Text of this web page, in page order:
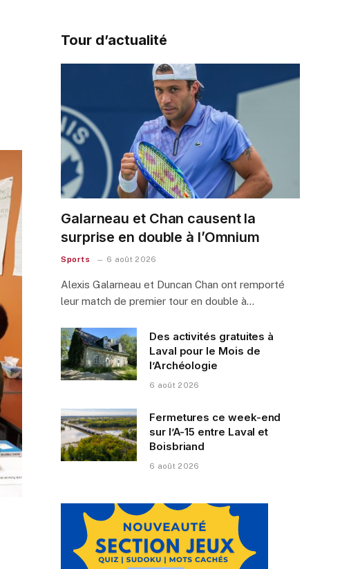
Tour d’actualité
Galarneau et Chan causent la
surprise en double à l’Omnium
Sports 6 août 2026
Alexis Galarneau et Duncan Chan ont remporté
leur match de premier tour en double à…
Des activités gratuites à
Laval pour le Mois de
l’Archéologie
6 août 2026
Fermetures ce week-end
sur l’A-15 entre Laval et
Boisbriand
6 août 2026